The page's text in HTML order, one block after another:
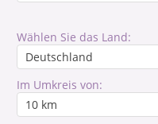
Wählen Sie das Land:
Im Umkreis von: